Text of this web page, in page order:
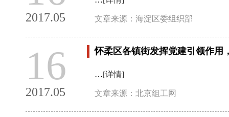
2017.05 文章来源：海淀区委组织部
16
2017.05
怀柔区各镇街发挥党建引领作用
…[详情]
文章来源：北京组工网